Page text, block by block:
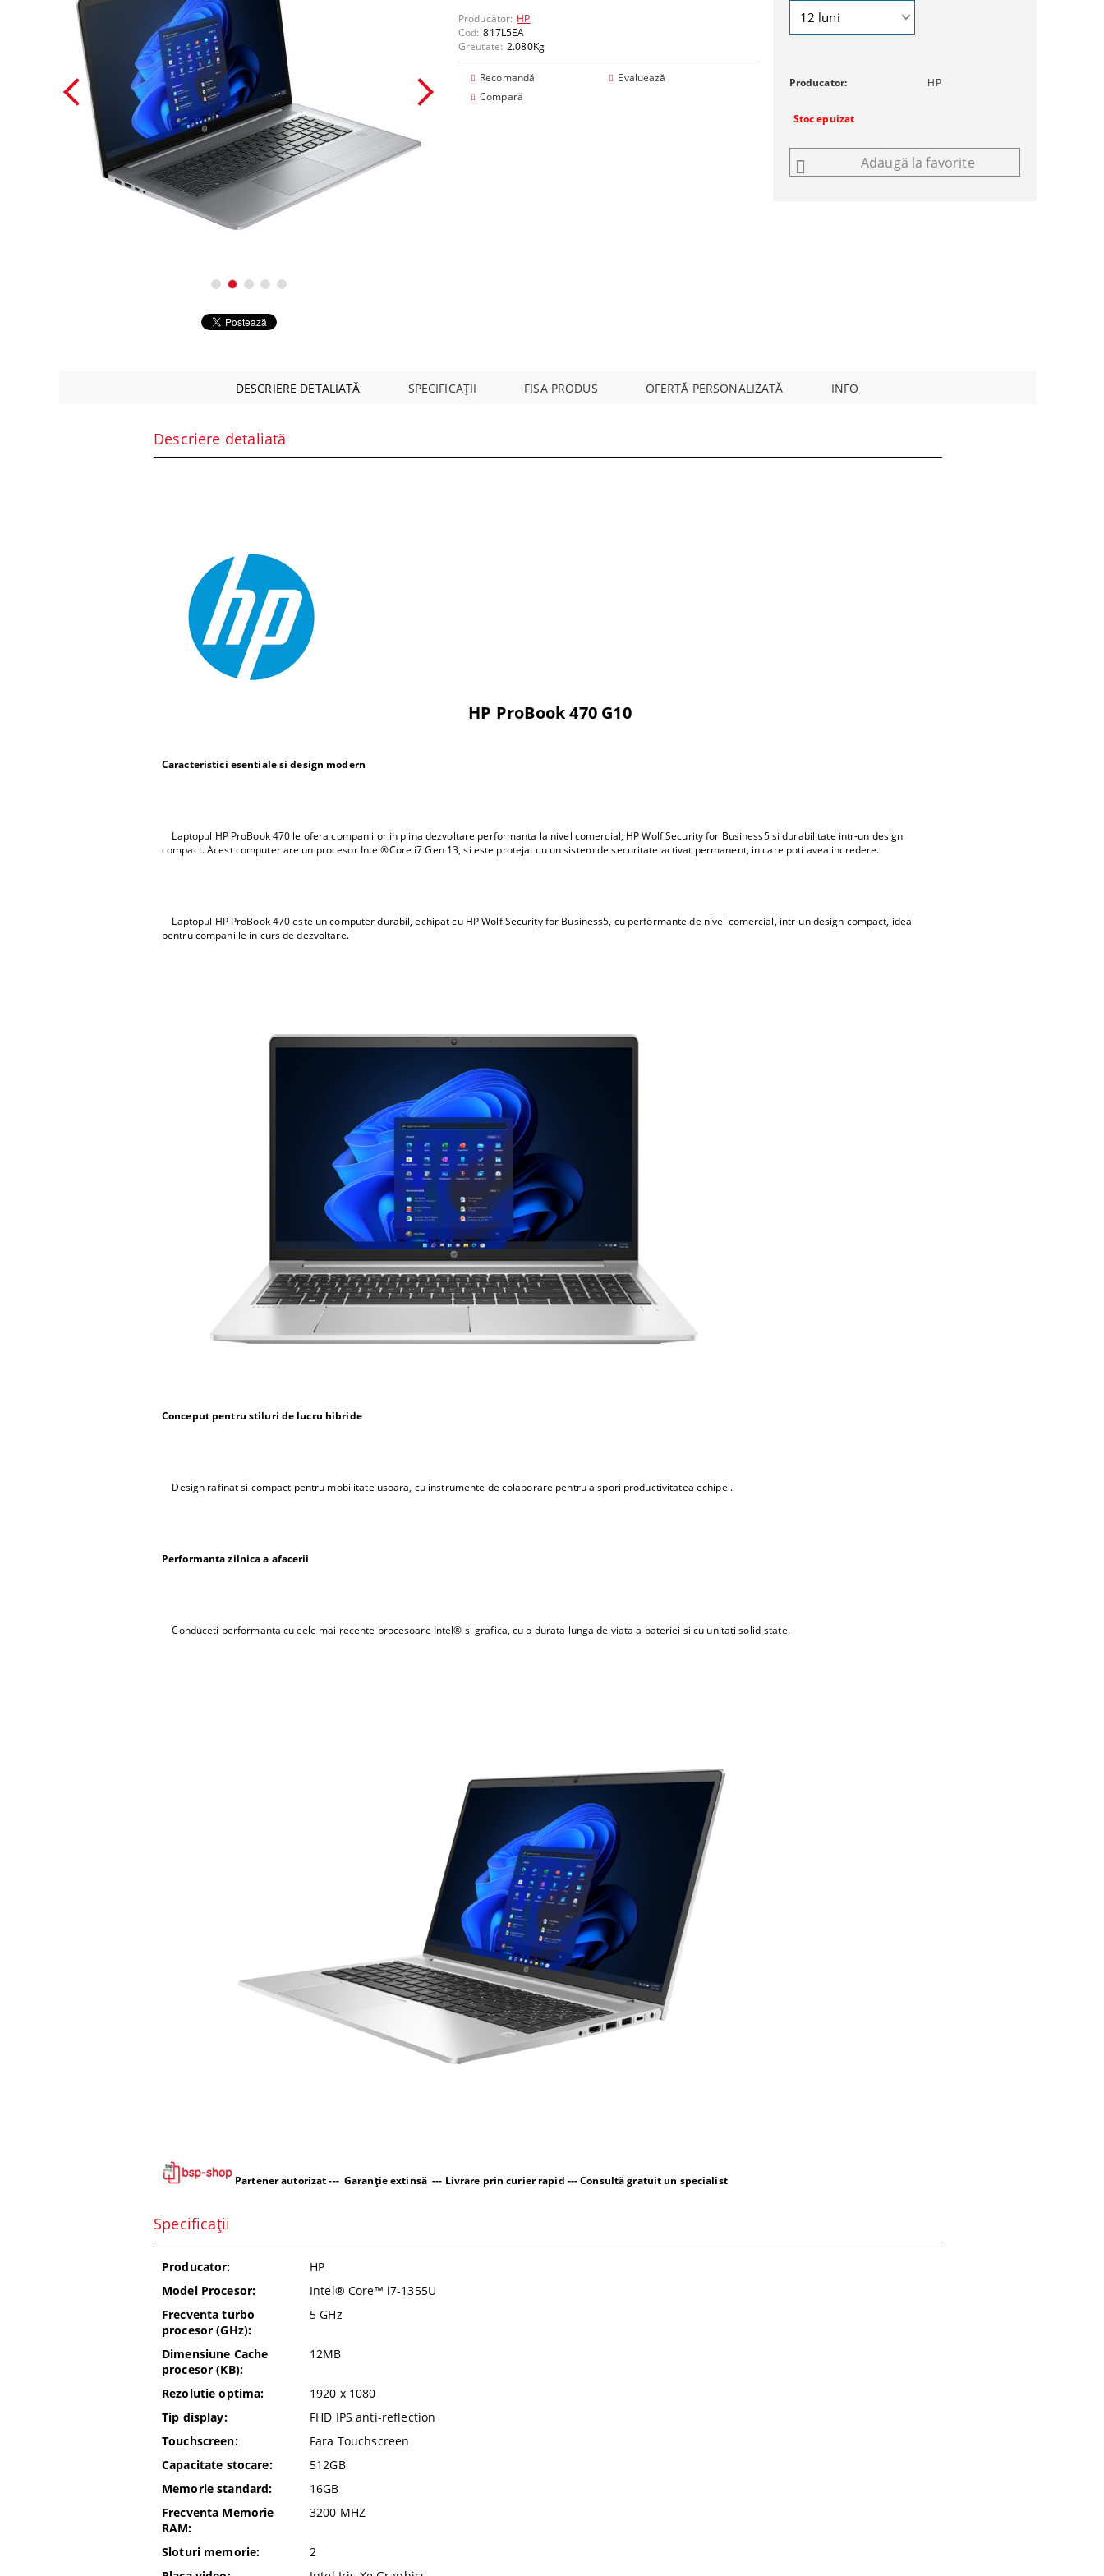
Periferice
Retelistica
Supraveghere Video IP
Servere, componente si UPS-uri
Componente PC
Producător: HP
Cod: 817L5EA
Greutate: 2.080Kg
Recomandă
Evaluează
Compară
Producator: HP
Stoc epuizat
Adaugă la favorite
DESCRIERE DETALIATĂ SPECIFICAȚII FISA PRODUS OFERTĂ PERSONALIZATĂ INFO
Descriere detaliată
HP ProBook 470 G10
Caracteristici esentiale si design modern
Laptopul HP ProBook 470 le ofera companiilor in plina dezvoltare performanta la nivel comercial, HP Wolf Security for Business5 si durabilitate intr-un design
compact. Acest computer are un procesor Intel®Core i7 Gen 13, si este protejat cu un sistem de securitate activat permanent, in care poti avea incredere.
Laptopul HP ProBook 470 este un computer durabil, echipat cu HP Wolf Security for Business5, cu performante de nivel comercial, intr-un design compact, ideal
pentru companiile in curs de dezvoltare.
Conceput pentru stiluri de lucru hibride
Design rafinat si compact pentru mobilitate usoara, cu instrumente de colaborare pentru a spori productivitatea echipei.
Performanta zilnica a afacerii
Conduceti performanta cu cele mai recente procesoare Intel® si grafica, cu o durata lunga de viata a bateriei si cu unitati solid-state.
Partener autorizat --- Garanție extinsă --- Livrare prin curier rapid --- Consultă gratuit un specialist
Specificații
Producator:
HP
Model Procesor:
Intel® Core™ i7-1355U
Frecventa turbo
procesor (GHz):
5 GHz
Dimensiune Cache
procesor (KB):
12MB
Rezolutie optima:
1920 x 1080
Tip display:
FHD IPS anti-reflection
Touchscreen:
Fara Touchscreen
Capacitate stocare:
512GB
Memorie standard:
16GB
Frecventa Memorie
RAM:
3200 MHZ
Sloturi memorie:
2